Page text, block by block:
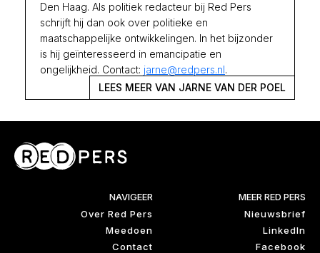
Den Haag. Als politiek redacteur bij Red Pers
schrijft hij dan ook over politieke en
maatschappelijke ontwikkelingen. In het bijzonder
is hij geïnteresseerd in emancipatie en
ongelijkheid. Contact: jarne@redpers.nl .
LEES MEER VAN JARNE VAN DER POEL
NAVIGEER
Over Red Pers
Meedoen
Contact
MEER RED PERS
Nieuwsbrief
LinkedIn
Facebook